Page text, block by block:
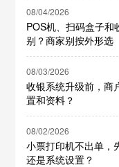
08/04/2026
POS机、扫码盒子和
别？商家别按外形选
08/03/2026
收银系统升级前，商
置和资料？
08/02/2026
小票打印机不出单，
还是系统设置？